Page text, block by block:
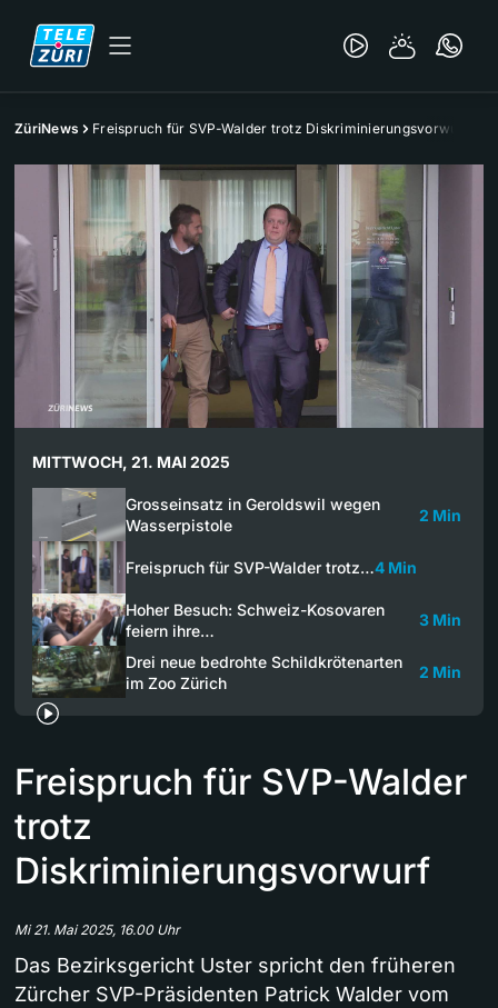
ZüriNews Freispruch für SVP-Walder trotz Diskriminierungsvorwurf
MITTWOCH, 21. MAI 2025
Grosseinsatz in Geroldswil wegen
Wasserpistole
2 Min
Freispruch für SVP-Walder trotz…4 Min
Hoher Besuch: Schweiz-Kosovaren
feiern ihre…
3 Min
Drei neue bedrohte Schildkrötenarten
im Zoo Zürich
2 Min
Freispruch für SVP-Walder
trotz
Diskriminierungsvorwurf
Mi 21. Mai 2025, 16.00 Uhr
Das Bezirksgericht Uster spricht den früheren
Zürcher SVP-Präsidenten Patrick Walder vom